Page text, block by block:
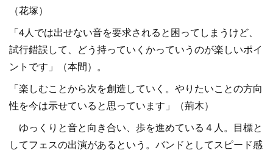
（花塚）
「4人では出せない音を要求されると困ってしまうけど、
試行錯誤して、どう持っていくかっていうのが楽しいポイ
ントです」（本間）。
「楽しむことから次を創造していく。やりたいことの方向
性を今は示せていると思っています」（荊木）
ゆっくりと音と向き合い、歩を進めている４人。目標と
してフェスの出演があるという。バンドとしてスピード感